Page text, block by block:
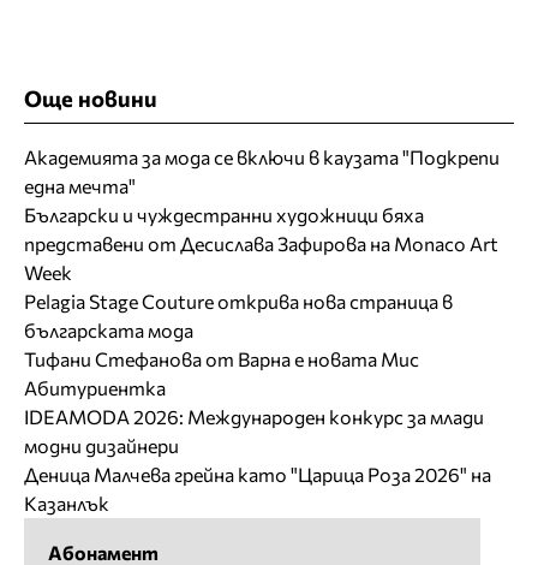
Още новини
Академията за мода се включи в каузата "Подкрепи
една мечта"
Български и чуждестранни художници бяха
представени от Десислава Зафирова на Monaco Art
Week
Pelagia Stage Couture открива нова страница в
българската мода
Тифани Стефанова от Варна е новата Мис
Абитуриентка
IDEAMODA 2026: Международен конкурс за млади
модни дизайнери
Деница Малчева грейна като "Царица Роза 2026" на
Казанлък
Абонамент